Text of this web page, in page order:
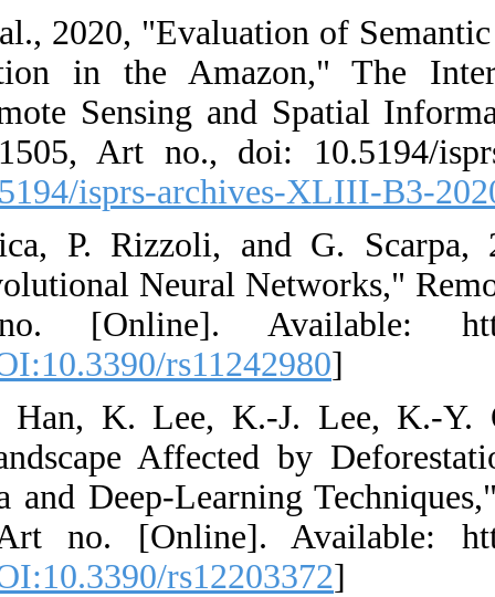
31. R. B.
B3-2020, pp.
1497-2020. [
32. A.
Mapping
p. 2980,
4292/11/24/
33. S.-H.
Remote
no. 20, p.
4292/12/20/